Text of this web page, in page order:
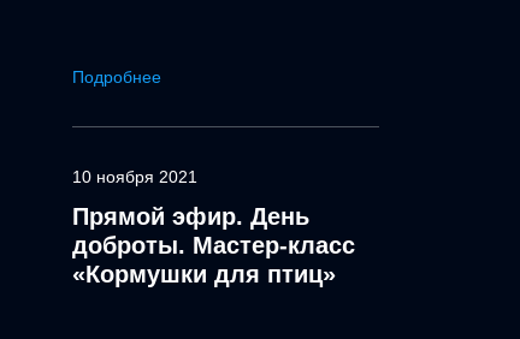
Подробнее
10 ноября 2021
Прямой эфир. День
доброты. Мастер-класс
«Кормушки для птиц»